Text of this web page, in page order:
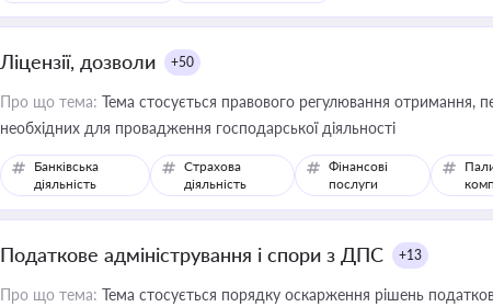
Ліцензії, дозволи +50
Про що тема: Тема стосується правового регулювання отримання,
необхідних для провадження господарської діяльності
Банківська
діяльність
Страхова
діяльність
Фінансові
послуги
Податкове адміністрування і спори з ДПС +13
Про що тема: Тема стосується порядку оскарження рішень